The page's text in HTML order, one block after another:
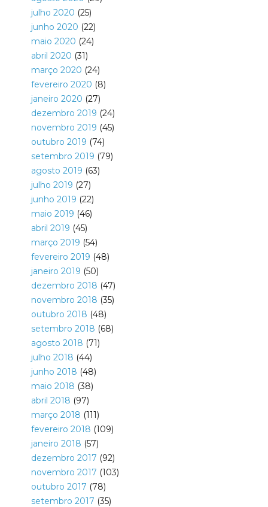
julho 2020 (25)
junho 2020 (22)
maio 2020 (24)
abril 2020 (31)
março 2020 (24)
fevereiro 2020 (8)
janeiro 2020 (27)
dezembro 2019 (24)
novembro 2019 (45)
outubro 2019 (74)
setembro 2019 (79)
agosto 2019 (63)
julho 2019 (27)
junho 2019 (22)
maio 2019 (46)
abril 2019 (45)
março 2019 (54)
fevereiro 2019 (48)
janeiro 2019 (50)
dezembro 2018 (47)
novembro 2018 (35)
outubro 2018 (48)
setembro 2018 (68)
agosto 2018 (71)
julho 2018 (44)
junho 2018 (48)
maio 2018 (38)
abril 2018 (97)
março 2018 (111)
fevereiro 2018 (109)
janeiro 2018 (57)
dezembro 2017 (92)
novembro 2017 (103)
outubro 2017 (78)
setembro 2017 (35)